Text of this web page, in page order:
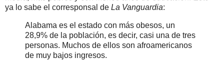
ya lo sabe el corresponsal de La Vanguardia:
Alabama es el estado con más obesos, un
28,9% de la población, es decir, casi una de tres
personas. Muchos de ellos son afroamericanos
de muy bajos ingresos.